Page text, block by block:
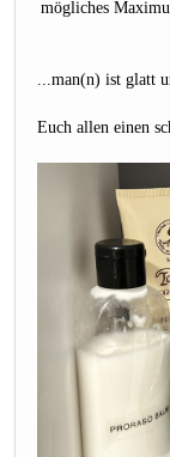
mögliches
...man(n) ist glatt
Euch allen einen